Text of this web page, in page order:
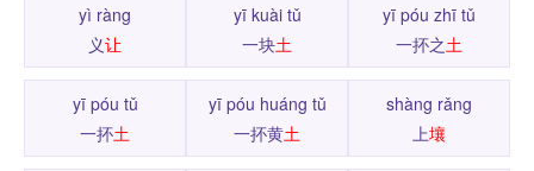
yì ràng
义让
yī kuài tǔ
一块土
yī póu zhī tǔ
一抔之土
yī póu tǔ
一抔土
yī póu huáng tǔ
一抔黄土
shàng rǎng
上壤